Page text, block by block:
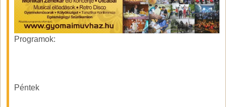
Programok:
Péntek